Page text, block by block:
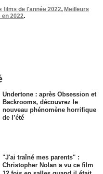
films de l'année 2022, Meilleurs
en 2022.
Undertone : après Obsession et
Backrooms, découvrez le
nouveau phénomène horrifique
de l’été
"J'ai traîné mes parents" :
Christopher Nolan a vu ce film